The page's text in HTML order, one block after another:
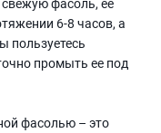
фасоль, ее
6-8 часов, а
пользуетесь
промыть ее под
фасолью – это